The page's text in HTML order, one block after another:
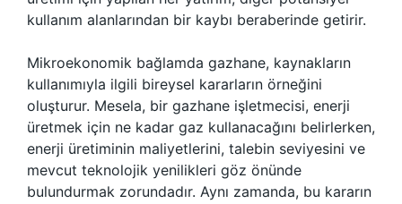
kullanım alanlarından bir kaybı beraberinde getirir.
Mikroekonomik bağlamda gazhane, kaynakların
kullanımıyla ilgili bireysel kararların örneğini
oluşturur. Mesela, bir gazhane işletmecisi, enerji
üretmek için ne kadar gaz kullanacağını belirlerken,
enerji üretiminin maliyetlerini, talebin seviyesini ve
mevcut teknolojik yenilikleri göz önünde
bulundurmak zorundadır. Aynı zamanda, bu kararın